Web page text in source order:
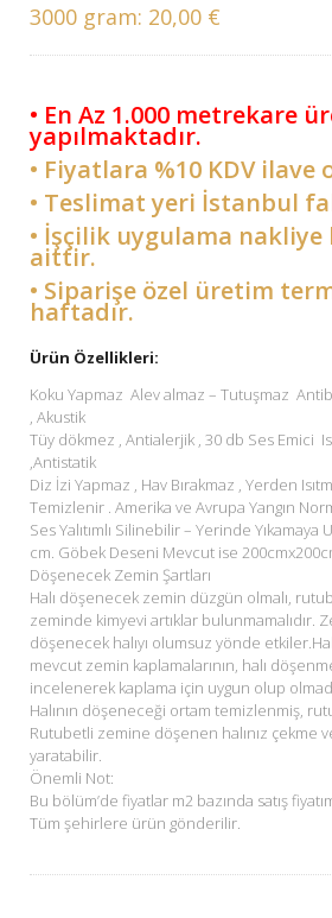
3000 gram: 20,00 €
• En Az 1.000 metrekare
yapılmaktadır.
• Fiyatlara %10 KDV ilave
• Teslimat yeri İstanbul
• İşçilik uygulama nakliye
aittir.
• Siparişe özel üretim
haftadır.
Ürün Özellikleri:
Koku Yapmaz Alev almaz – Tutuşmaz
, Akustik
Tüy dökmez , Antialerjik , 30 db Ses Emici Isı
,Antistatik
Diz İzi Yapmaz , Hav Bırakmaz , Yerden
Temizlenir . Amerika ve Avrupa Yangın
Ses Yalıtımlı Silinebilir – Yerinde Yıkamaya
cm. Göbek Deseni Mevcut ise
Döşenecek Zemin Şartları
Halı döşenecek zemin düzgün olmalı,
zeminde kimyevi artıklar bulunmamalıdır.
döşenecek halıyı olumsuz yönde
mevcut zemin kaplamalarının, halı
incelenerek kaplama için uygun olup
Halının döşeneceği ortam temizlenmiş,
Rutubetli zemine döşenen halınız çekme
yaratabilir.
Önemli Not:
Bu bölüm’de fiyatlar m2 bazında satış
Tüm şehirlere ürün gönderilir.